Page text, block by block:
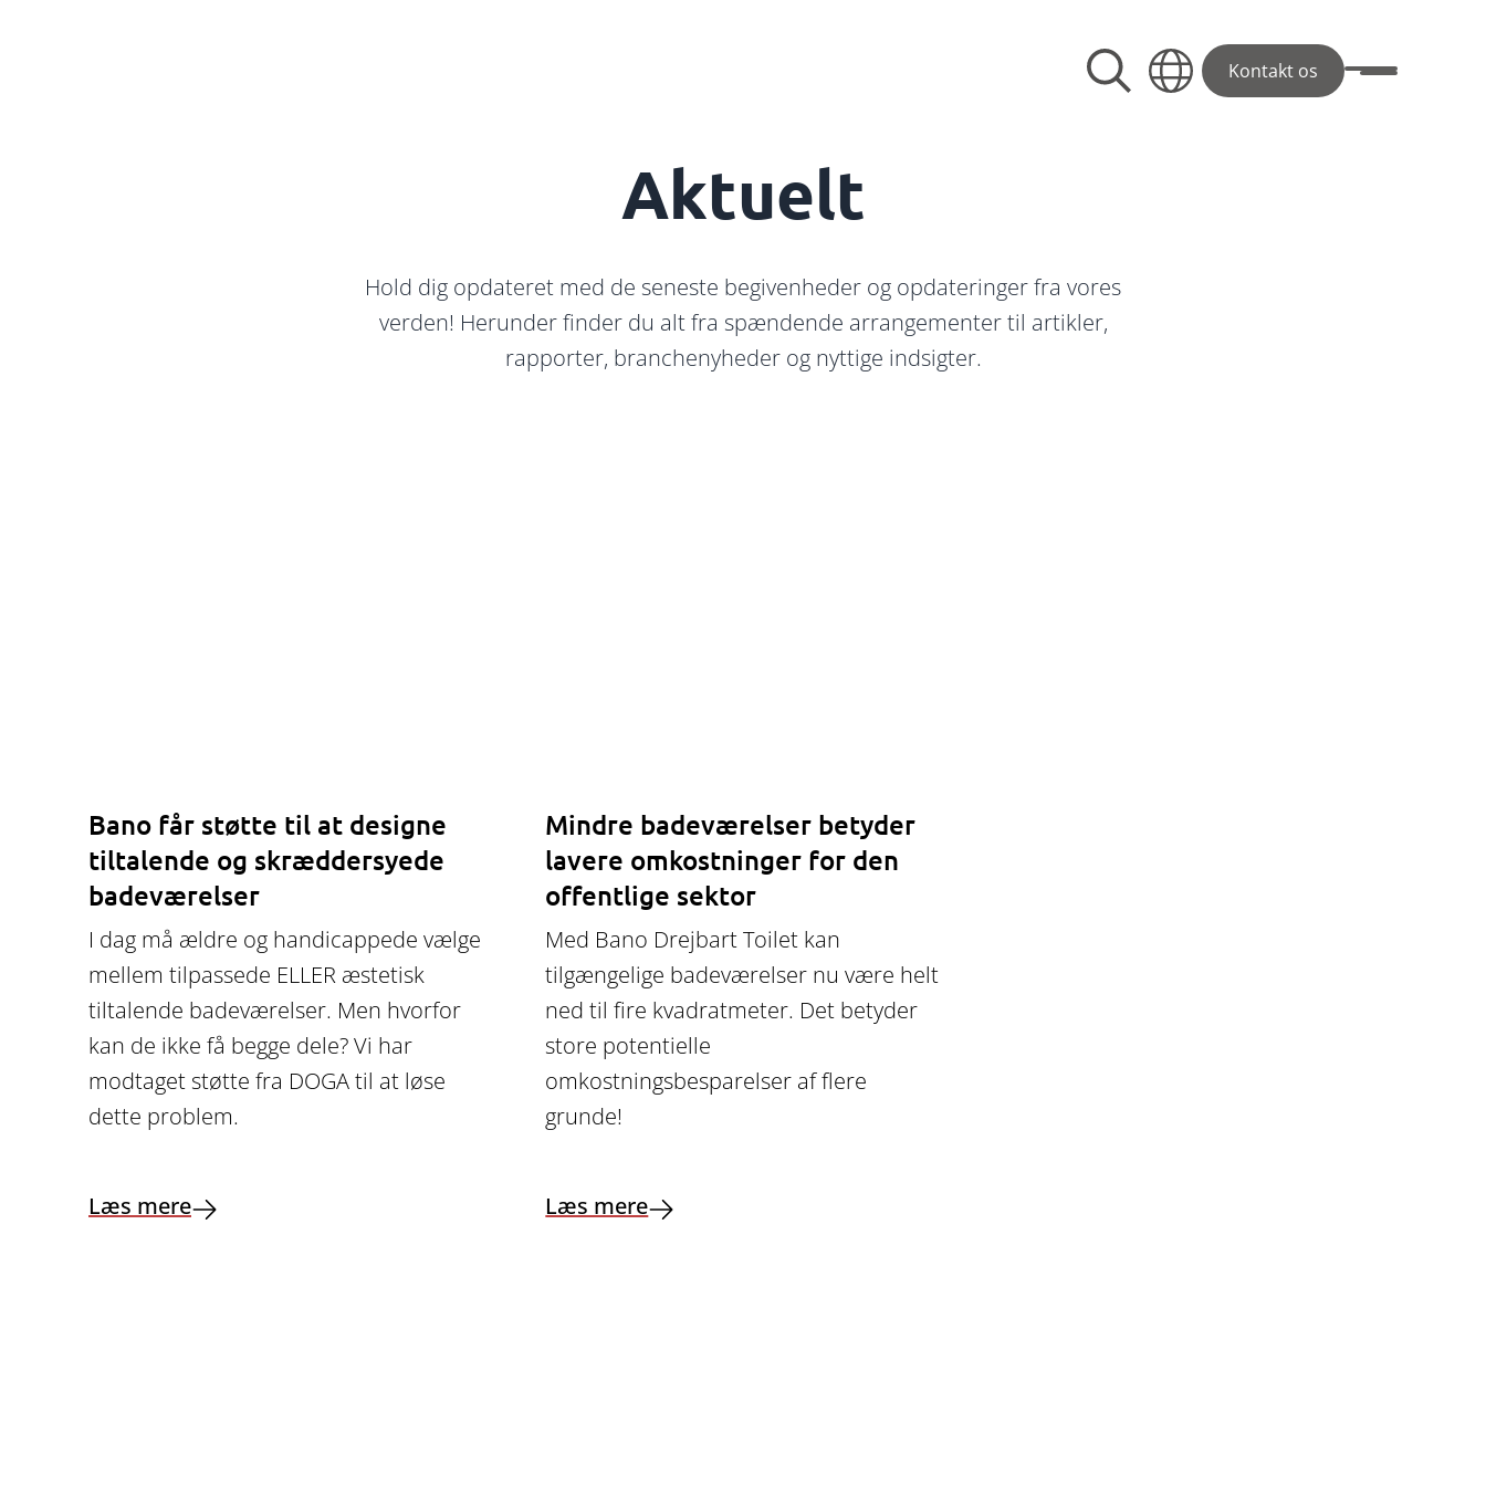
Kontakt os Toggle menu
Aktuelt
Hold dig opdateret med de seneste begivenheder og opdateringer fra vores
verden! Herunder finder du alt fra spændende arrangementer til artikler,
rapporter, branchenyheder og nyttige indsigter.
Bano får støtte til at designe
tiltalende og skræddersyede
badeværelser
I dag må ældre og handicappede vælge
mellem tilpassede ELLER æstetisk
tiltalende badeværelser. Men hvorfor
kan de ikke få begge dele? Vi har
modtaget støtte fra DOGA til at løse
dette problem.
Læs mere
Mindre badeværelser betyder
lavere omkostninger for den
offentlige sektor
Med Bano Drejbart Toilet kan
tilgængelige badeværelser nu være helt
ned til fire kvadratmeter. Det betyder
store potentielle
omkostningsbesparelser af flere
grunde!
Læs mere